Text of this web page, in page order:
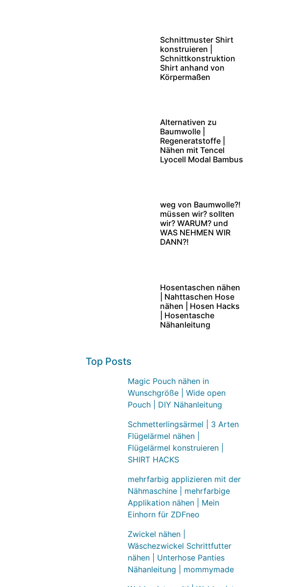
Schnittmuster Shirt
konstruieren |
Schnittkonstruktion
Shirt anhand von
Körpermaßen
Alternativen zu
Baumwolle |
Regeneratstoffe |
Nähen mit Tencel
Lyocell Modal Bambus
weg von Baumwolle?!
müssen wir? sollten
wir? WARUM? und
WAS NEHMEN WIR
DANN?!
Hosentaschen nähen
| Nahttaschen Hose
nähen | Hosen Hacks
| Hosentasche
Nähanleitung
Top Posts
Magic Pouch nähen in
Wunschgröße | Wide open
Pouch | DIY Nähanleitung
Schmetterlingsärmel | 3 Arten
Flügelärmel nähen |
Flügelärmel konstruieren |
SHIRT HACKS
mehrfarbig applizieren mit der
Nähmaschine | mehrfarbige
Applikation nähen | Mein
Einhorn für ZDFneo
Zwickel nähen |
Wäschezwickel Schrittfutter
nähen | Unterhose Panties
Nähanleitung | mommymade